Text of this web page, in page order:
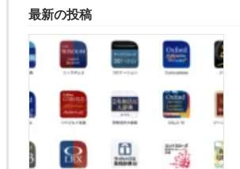
最新の投稿